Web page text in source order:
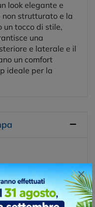
×
look elegante e
non strutturato e la
tocco di stile,
una
e laterale e il
un comfort
ideale per la
moderna molto utile
pezzi a tanti colori.
base di contorno